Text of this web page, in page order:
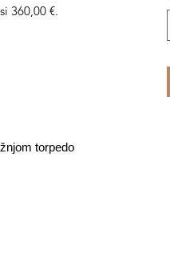
360,00 €.
torpedo